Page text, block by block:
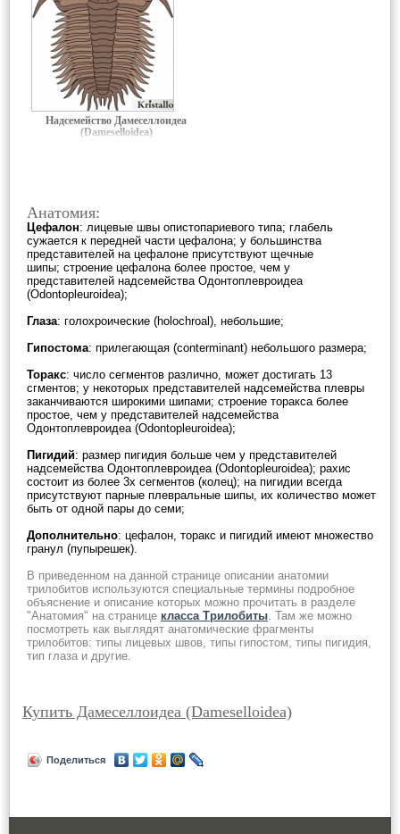
Надсемейство Дамеселлоидеа
(Dameselloidea)
Анатомия:
Цефалон: лицевые швы опистопариевого типа; глабель
сужается к передней части цефалона; у большинства
представителей на цефалоне присутствуют щечные
шипы; строение цефалона более простое, чем у
представителей надсемейства Одонтоплевроидеа
(Odontopleuroidea);
Глаза: голохроические (holochroal), небольшие;
Гипостома: прилегающая (conterminant) небольшого размера;
Торакс: число сегментов различно, может достигать 13
сгментов; у некоторых представителей надсемейства плевры
заканчиваются широкими шипами; строение торакса более
простое, чем у представителей надсемейства
Одонтоплевроидеа (Odontopleuroidea);
Пигидий: размер пигидия больше чем у представителей
надсемейства Одонтоплевроидеа (Odontopleuroidea); рахис
состоит из более 3х сегментов (колец); на пигидии всегда
присутствуют парные плевральные шипы, их количество может
быть от одной пары до семи;
Дополнительно: цефалон, торакс и пигидий имеют множество
гранул (пупырешек).
В приведенном на данной странице описании анатомии
трилобитов используются специальные термины подробное
объяснение и описание которых можно прочитать в разделе
"Анатомия" на странице класса Трилобиты. Там же можно
посмотреть как выглядят анатомические фрагменты
трилобитов: типы лицевых швов, типы гипостом, типы пигидия,
тип глаза и другие.
Купить Дамеселлоидеа (Dameselloidea)
Поделиться